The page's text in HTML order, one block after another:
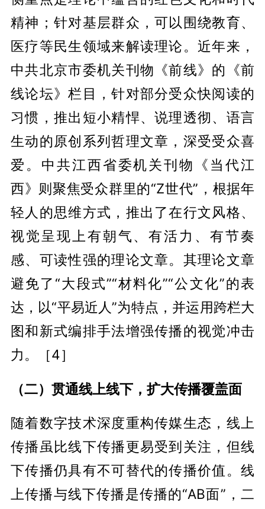
精神；针对基层群众，可以围绕教育、
医疗等民生领域来解读理论。近年来，
中共北京市委机关刊物《前线》的《前
线论坛》栏目，针对部分受众快阅读的
习惯，推出短小精悍、说理透彻、语言
生动的原创系列哲理文章，深受受众喜
爱。中共江西省委机关刊物《当代江
西》则聚焦受众群里的“Z世代”，根据年
轻人的思维方式，推出了在行文风格、
视觉呈现上有朝气、有活力、有节奏
感、可读性强的理论文章。其理论文章
避免了“大段式”“材料化”“公文化”的表
达，以“平易近人”为特点，并运用跨栏大
图和新式编排手法增强传播的视觉冲击
力。［4］
（二）贯通线上线下，扩大传播覆盖面
随着数字技术深度重构传媒生态，线上
传播虽比线下传播更易受到关注，但线
下传播仍具有不可替代的传播价值。线
上传播与线下传播是传播的“AB面”，二